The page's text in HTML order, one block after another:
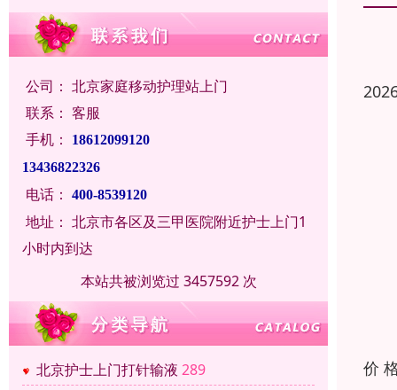
公司： 北京家庭移动护理站上门
联系： 客服
手机：
18612099120
13436822326
电话： 400-8539120
地址： 北京市各区及三甲医院附近护士上门1
小时内到达
本站共被浏览过 3457592 次
北京护士上门打针输液 289
价